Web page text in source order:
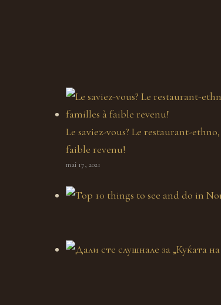
Le saviez-vous? Le restaurant-
faible revenu!
mai 17, 2021